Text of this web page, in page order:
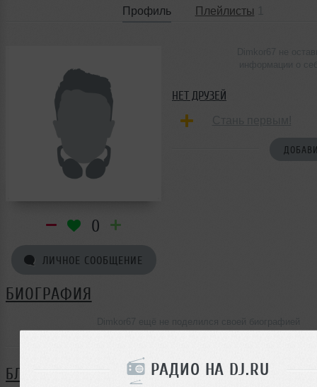
РАДИО НА DJ.RU
Профиль Плейлисты
0
ЛИЧНОЕ СООБЩЕНИЕ
НЕТ ДРУЗЕЙ
БИОГРАФИЯ
БЛОГ